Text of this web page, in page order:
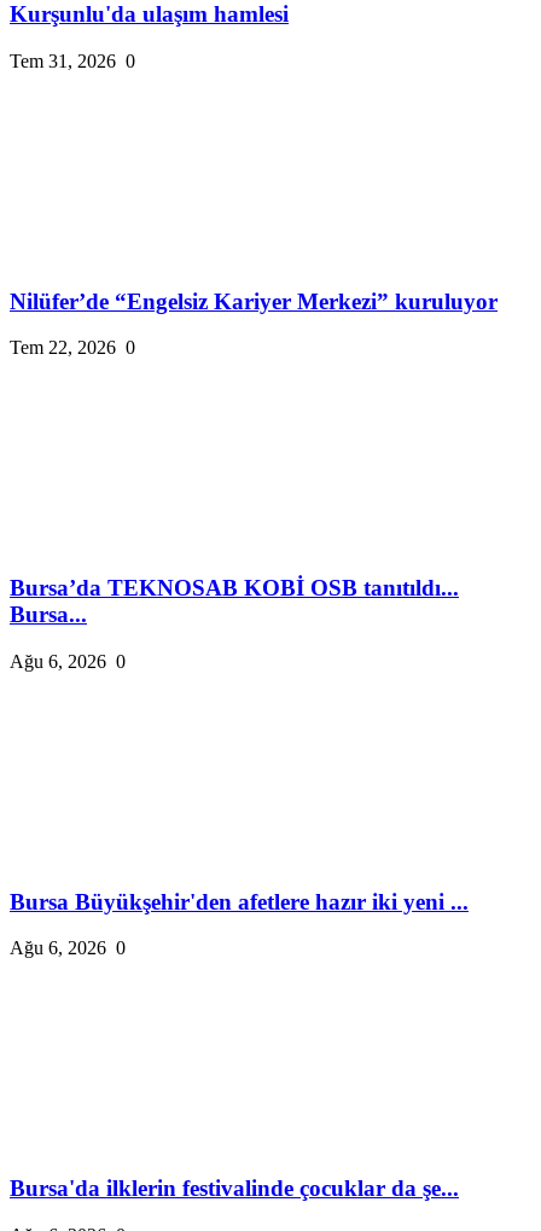
Kurşunlu'da ulaşım hamlesi
Tem 31, 2026 0
Nilüfer’de “Engelsiz Kariyer Merkezi” kuruluyor
Tem 22, 2026 0
Bursa’da TEKNOSAB KOBİ OSB tanıtıldı...
Bursa...
Ağu 6, 2026 0
Bursa Büyükşehir'den afetlere hazır iki yeni ...
Ağu 6, 2026 0
Bursa'da ilklerin festivalinde çocuklar da şe...